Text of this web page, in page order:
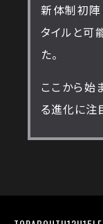
新体制初陣
タイルと可
た。
ここから始
る進化に注